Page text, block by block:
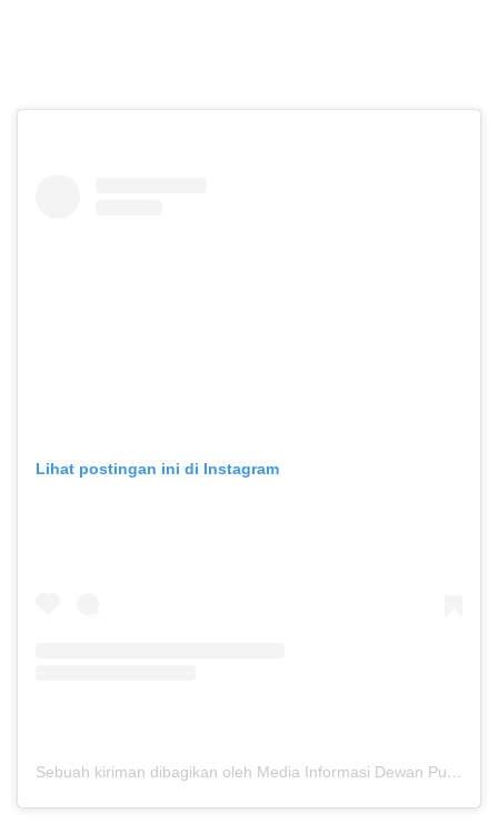
Lihat postingan ini di Instagram
Sebuah kiriman dibagikan oleh Media Informasi Dewan Pusat Persaudaraan Setia Hati Terate (@media.dewanpusat)